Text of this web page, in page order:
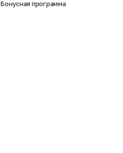
Бонусная программа